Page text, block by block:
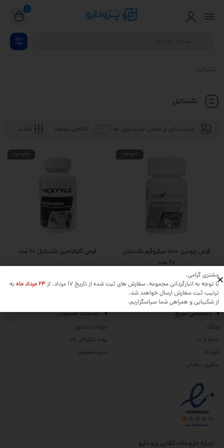
0
نکستایل
نکستایل
فیلـتر کالاهای موجود
ناموجود
قرص بیوتین 1000 میکروگرم نکستایل
60 عدد
ناموجود
قرص گلوکزامین نکستایل 60 عدد
دسترسی سریع
وبلاگ
ارتباط با ما
شورتکد
پیگیری سفارش
خدمات مشتریان
سوالات متداول
رویه بازگردانی کالا
حریم خصوصی
درباره داروخانه آنلاین پرو دارو
مشتری گرامی،
با توجه به انبارگردانی مجموعه، سفارش های ثبت شده از تاریخ 17 مرداد، از
24 مرداد ماه
به
ترتیب ثبت سفارش ارسال خواهند شد.
از شکیبایی و همراهی شما سپاسگزاریم.